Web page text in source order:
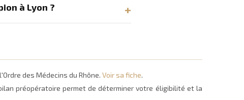
à Lyon ?
des Médecins du Rhône. Voir sa fiche.
préopératoire permet de déterminer votre éligibilité et la